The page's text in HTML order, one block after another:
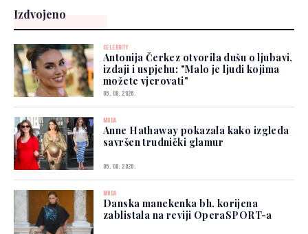
Izdvojeno
CELEBRITY
Antonija Čerkez otvorila dušu o ljubavi,
izdaji i uspjehu: "Malo je ljudi kojima
možete vjerovati"
05. 08. 2026.
MODA
Anne Hathaway pokazala kako izgleda
savršen trudnički glamur
05. 08. 2026.
MODA
Danska manekenka bh. korijena
zablistala na reviji OperaSPORT-a